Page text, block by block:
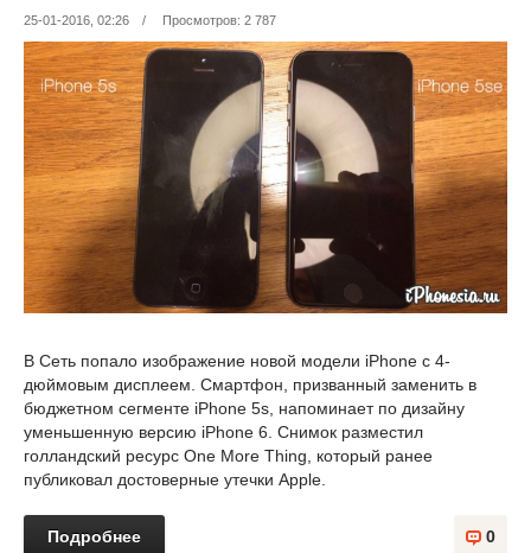
25-01-2016, 02:26 / Просмотров: 2 787
В Сеть попало изображение новой модели iPhone с 4-
дюймовым дисплеем. Смартфон, призванный заменить в
бюджетном сегменте iPhone 5s, напоминает по дизайну
уменьшенную версию iPhone 6. Снимок разместил
голландский ресурс One More Thing, который ранее
публиковал достоверные утечки Apple.
Подробнее 0